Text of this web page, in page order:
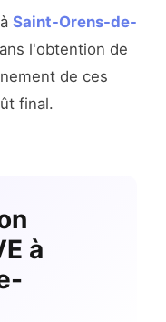
Saint-Orens-de-
l'obtention de
de ces
final.
à